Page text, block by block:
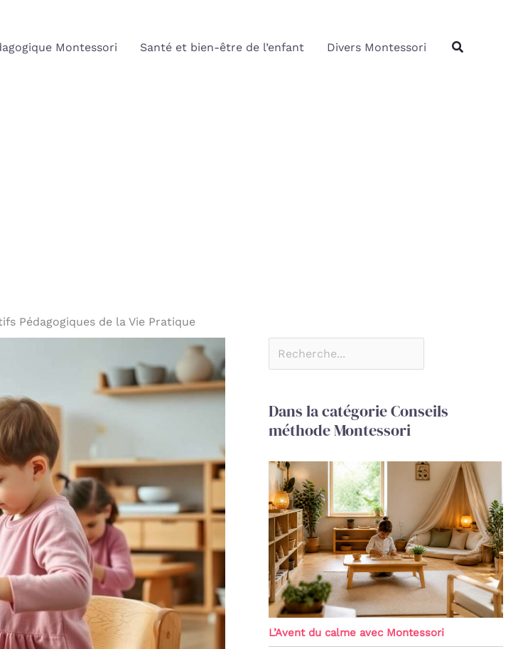
Montessori Santé et bien-être de l’enfant Divers Montessori
Pédagogiques de la Vie Pratique
Dans la catégorie Conseils
méthode Montessori
L’Avent du calme avec Montessori